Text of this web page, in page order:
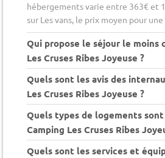
hébergements varie entre 363€ et
sur Les vans, le prix moyen pour
Qui propose le séjour le moins
Les Cruses Ribes Joyeuse ?
Quels sont les avis des
Les Cruses Ribes Joyeuse ?
Quels types de logements sont
Camping Les Cruses Ribes
Quels sont les services et